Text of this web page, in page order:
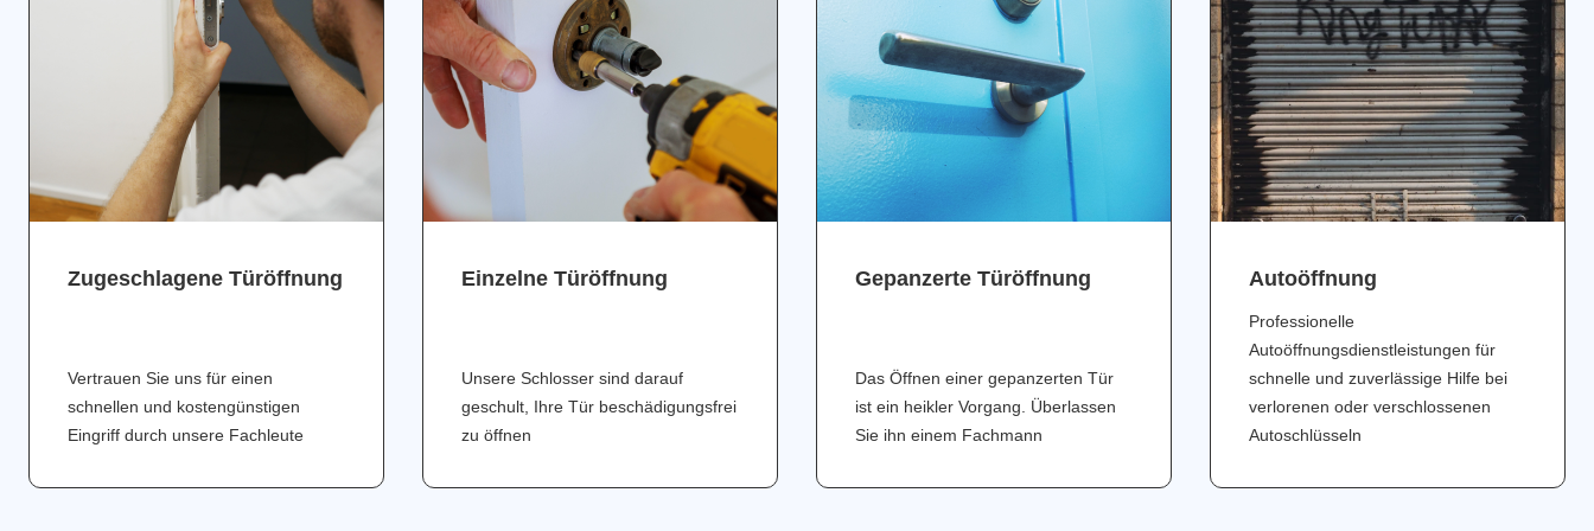
Zugeschlagene Türöffnung
Vertrauen Sie uns für einen
schnellen und kostengünstigen
Eingriff durch unsere Fachleute
Einzelne Türöffnung
Unsere Schlosser sind darauf
geschult, Ihre Tür beschädigungsfrei
zu öffnen
Gepanzerte Türöffnung
Das Öffnen einer gepanzerten Tür
ist ein heikler Vorgang. Überlassen
Sie ihn einem Fachmann
Аutoöffnung
Professionelle
Autoöffnungsdienstleistungen für
schnelle und zuverlässige Hilfe bei
verlorenen oder verschlossenen
Autoschlüsseln